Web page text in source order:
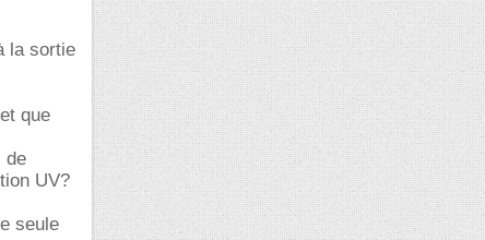
la sortie
que
de
UV?
seule